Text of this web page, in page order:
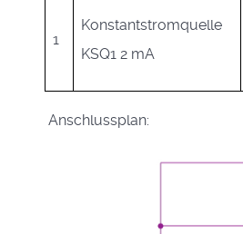
1
Konstantstromquelle
KSQ1 2 mA
Anschlussplan: